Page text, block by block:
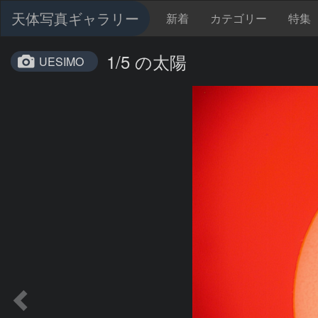
天体写真ギャラリー 新着 カテゴリー 特集
UESIMO 1/5 の太陽